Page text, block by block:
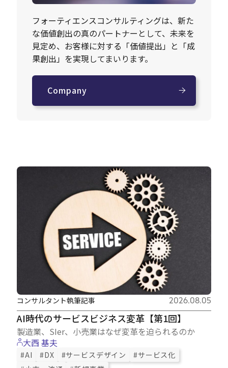
フォーティエンスコンサルティングは、新た
な価値創出の真のパートナーとして、未来を
見定め、お客様に対する「価値提出」と「成
果創出」を実現してまいります。
Company
AI時代のサービスビジネス変革【第1回】
製造業、SIer、小売業はなぜ変革を迫られるのか
コンサルタント執筆記事 2026.08.05
大西 基夫
#AI #DX #サービスデザイン
#サービス化